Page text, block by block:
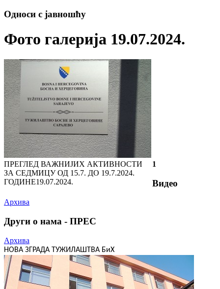
Односи с јавношћу
Фото галерија 19.07.2024.
ПРЕГЛЕД ВАЖНИЈИХ АКТИВНОСТИ
ЗА СЕДМИЦУ ОД 15.7. ДО 19.7.2024.
ГОДИНЕ19.07.2024.
1
Видео
Архива
Други о нама - ПРЕС
Архива
НОВА ЗГРАДА ТУЖИЛАШТВА БиХ